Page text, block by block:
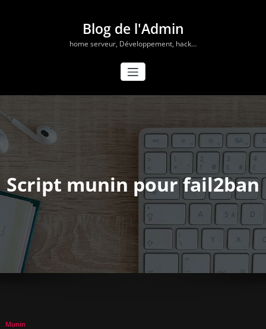
Blog de l'Admin
home serveur, Développement, hack…
Script munin pour fail2ban
Munin